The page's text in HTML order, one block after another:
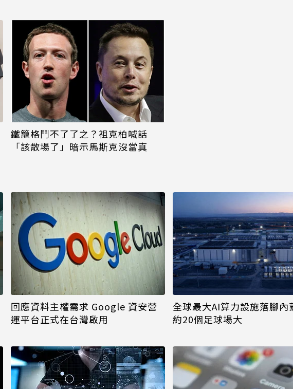
鐵籠格鬥不了了之？祖克柏喊話
「該散場了」暗示馬斯克沒當真
回應資料主權需求 Google 資安營
運平台正式在台灣啟用
全球最大AI算力設施落腳內
約20個足球場大